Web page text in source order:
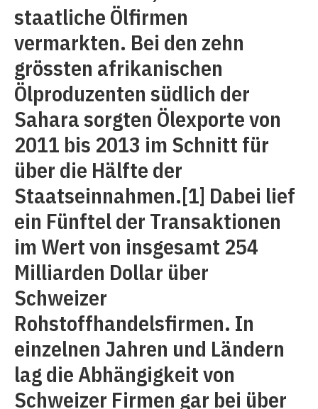
staatliche Ölfirmen
vermarkten. Bei den zehn
grössten afrikanischen
Ölproduzenten südlich der
Sahara sorgten Ölexporte von
2011 bis 2013 im Schnitt für
über die Hälfte der
Staatseinnahmen.[1] Dabei lief
ein Fünftel der Transaktionen
im Wert von insgesamt 254
Milliarden Dollar über
Schweizer
Rohstoffhandelsfirmen. In
einzelnen Jahren und Ländern
lag die Abhängigkeit von
Schweizer Firmen gar bei über